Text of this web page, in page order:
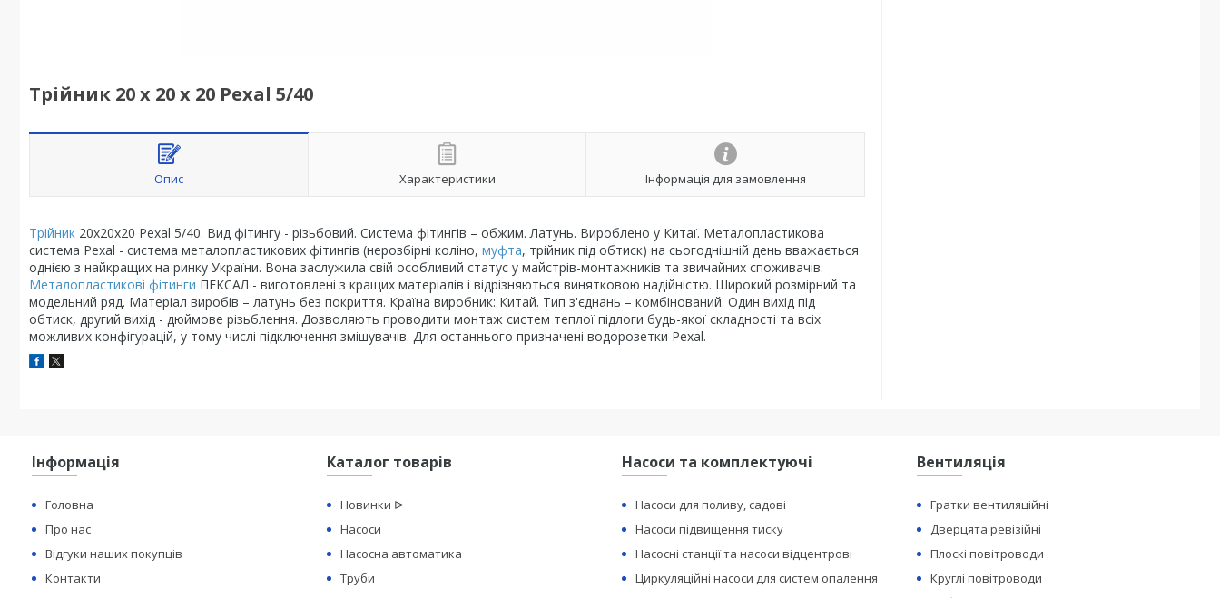
Трійник 20 х 20 х 20 Pexal 5/40
Опис Характеристики Інформація для замовлення
Трійник 20х20х20 Pexal 5/40. Вид фітингу - різьбовий. Система фітингів – обжим. Латунь. Вироблено у Китаї. Металопластикова
система Pexal - система металопластикових фітингів (нерозбірні коліно, муфта, трійник під обтиск) на сьогоднішній день вважається
однією з найкращих на ринку України. Вона заслужила свій особливий статус у майстрів-монтажників та звичайних споживачів.
Металопластикові фітинги ПЕКСАЛ - виготовлені з кращих матеріалів і відрізняються винятковою надійністю. Широкий розмірний та
модельний ряд. Матеріал виробів – латунь без покриття. Країна виробник: Китай. Тип з'єднань – комбінований. Один вихід під
обтиск, другий вихід - дюймове різьблення. Дозволяють проводити монтаж систем теплої підлоги будь-якої складності та всіх
можливих конфігурацій, у тому числі підключення змішувачів. Для останнього призначені водорозетки Pexal.
Інформація
Головна
Про нас
Відгуки наших покупців
Контакти
Каталог товарів
Новинки ᐉ
Насоси
Насосна автоматика
Труби
Насоси та комплектуючі
Насоси для поливу, садові
Насоси підвищення тиску
Насосні станції та насоси відцентрові
Циркуляційні насоси для систем опалення
Вентиляція
Гратки вентиляційні
Дверцята ревізійні
Плоскі повітроводи
Круглі повітроводи